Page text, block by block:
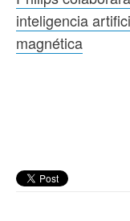
inteligencia
magnética